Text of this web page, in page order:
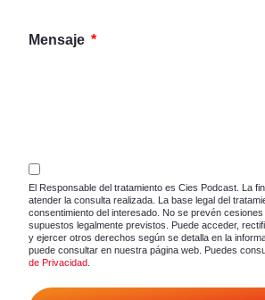
Mensaje
El Responsable del tratamiento es Cies Podcast. La
atender la consulta realizada. La base legal del
consentimiento del interesado. No se prevén
supuestos legalmente previstos. Puede acceder,
y ejercer otros derechos según se detalla en la
puede consultar en nuestra página web. Puedes
de Privacidad